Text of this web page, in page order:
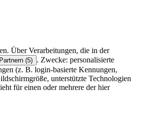
Über Verarbeitungen, die in der
Partnern (5) . Zwecke: personalisierte
(z. B. login-basierte Kennungen,
unterstützte Technologien
für einen oder mehrere der hier